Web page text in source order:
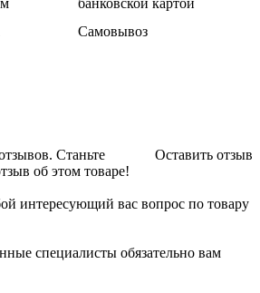
банковской картой
Самовывоз
Оставить отзыв
Станьте
об этом товаре!
интересующий вас вопрос по товару
специалисты обязательно вам